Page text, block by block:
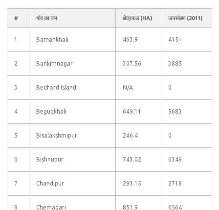
# गांव का नाम क्षेत्रफल (HA) जनसंख्या (2011)
1 Bamankhali 463.9 4151
2 Bankimnagar 307.56 3885
3 Bedford Island N/A 0
4 Beguakhali 649.11 5683
5 Bisalakshmipur 246.4 0
6 Bishnupur 743.02 6349
7 Chandipur 293.15 2718
8 Chemagari 851.9 6564